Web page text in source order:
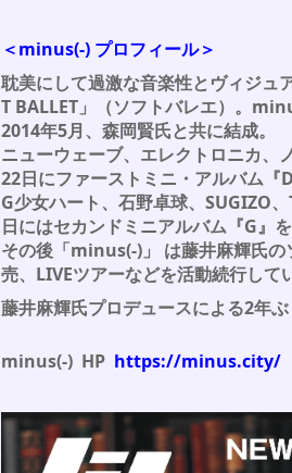
＜minus(-) プロフィール＞
耽美にして過激な音楽性とヴィジュ
T BALLET」（ソフトバレエ）。
2014年5月、森岡賢氏と共に結成。
ニューウェーブ、エレクトロニカ、
22日にファーストミニ・アルバム『
G少女ハート、石野卓球、SUGIZO
日にはセカンドミニアルバム『G』
その後「minus(-)」 は藤井麻輝氏の
売、LIVEツアーなどを活動続行して
藤井麻輝氏プロデュースによる2年
minus(-) HP https://minus.city/